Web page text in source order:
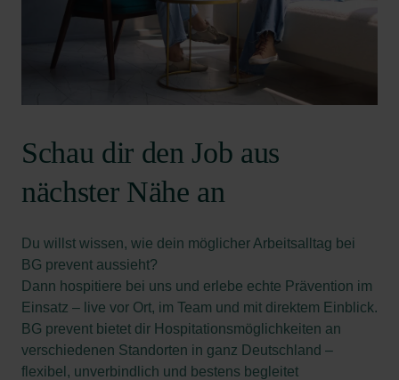
Schau dir den Job aus
nächster Nähe an
Du willst wissen, wie dein möglicher Arbeitsalltag bei
BG prevent aussieht?
Dann hospitiere bei uns und erlebe echte Prävention im
Einsatz – live vor Ort, im Team und mit direktem Einblick.
BG prevent bietet dir Hospitationsmöglichkeiten an
verschiedenen Standorten in ganz Deutschland –
flexibel, unverbindlich und bestens begleitet